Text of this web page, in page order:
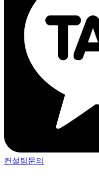
컨설팅문의